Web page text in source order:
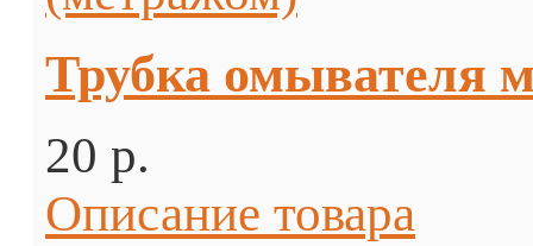
Трубка омывателя
20 p.
Описание товара